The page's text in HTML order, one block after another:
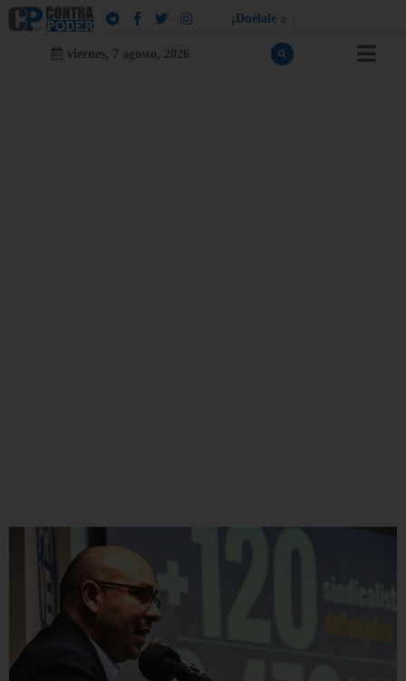
¡ Dué a e a
viernes, 7 agosto, 2026